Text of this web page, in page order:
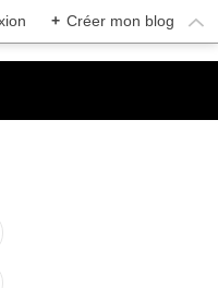
+ Créer mon blog